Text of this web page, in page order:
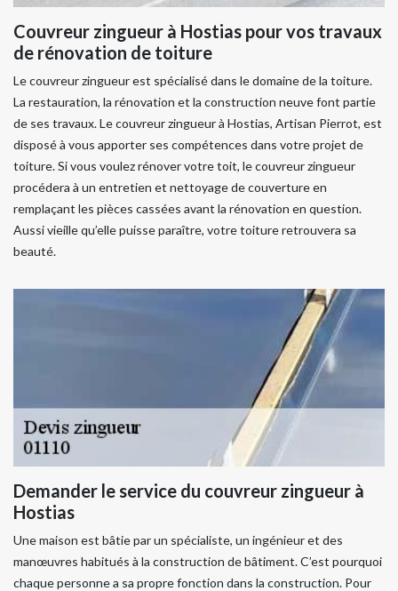
Couvreur zingueur à Hostias pour vos travaux
de rénovation de toiture
Le couvreur zingueur est spécialisé dans le domaine de la toiture.
La restauration, la rénovation et la construction neuve font partie
de ses travaux. Le couvreur zingueur à Hostias, Artisan Pierrot, est
disposé à vous apporter ses compétences dans votre projet de
toiture. Si vous voulez rénover votre toit, le couvreur zingueur
procédera à un entretien et nettoyage de couverture en
remplaçant les pièces cassées avant la rénovation en question.
Aussi vieille qu’elle puisse paraître, votre toiture retrouvera sa
beauté.
Demander le service du couvreur zingueur à
Hostias
Une maison est bâtie par un spécialiste, un ingénieur et des
manœuvres habitués à la construction de bâtiment. C’est pourquoi
chaque personne a sa propre fonction dans la construction. Pour